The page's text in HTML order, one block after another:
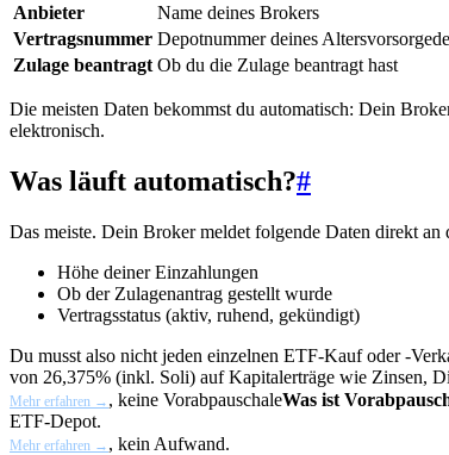
Anbieter
Name deines Brokers
Vertragsnummer Depotnummer deines
Zulage beantragt Ob du die Zulage beantragt hast
Die meisten Daten bekommst du automatisch: Dein
elektronisch.
Was läuft automatisch?#
Das meiste. Dein Broker meldet folgende Daten direkt an
Höhe deiner Einzahlungen
Ob der Zulagenantrag gestellt wurde
Vertragsstatus (aktiv, ruhend, gekündigt)
Du musst also nicht jeden einzelnen ETF-Kauf oder -
von 26,375% (inkl. Soli) auf Kapitalerträge wie Zinsen,
Mehr erfahren → , keine VorabpauschaleWas ist
ETF-Depot.
Mehr erfahren → , kein Aufwand.